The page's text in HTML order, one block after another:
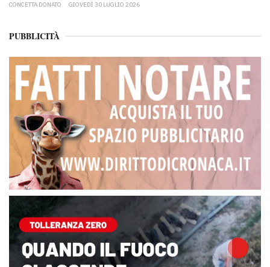
CONCETTA DONATO GIOVEDÌ 30 LUGLIO 2026
PUBBLICITÀ